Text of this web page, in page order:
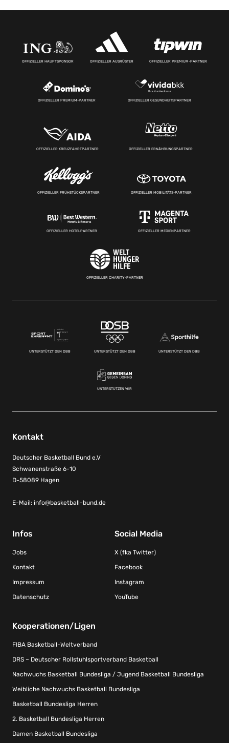
OFFIZIELLER HAUPTSPONSOR OFFIZIELLER AUSRÜSTER OFFIZIELLER PREMIUM-PARTNER
OFFIZIELLER PREMIUM-PARTNER OFFIZIELLER GESUNDHEITSPARTNER
OFFIZIELLER KREUZFAHRTPARTNER OFFIZIELLER ERNÄHRUNGSPARTNER
OFFIZIELLER FRÜHSTÜCKSPARTNER OFFIZIELLER MOBILITÄTS-PARTNER
OFFIZIELLER HOTELPARTNER OFFIZIELLER MEDIENPARTNER
OFFIZIELLER CHARITY-PARTNER
UNTERSTÜTZT DEN DBB UNTERSTÜTZT DEN DBB UNTERSTÜTZT DEN DBB
UNTERSTÜTZEN WIR
Kontakt
Deutscher Basketball Bund e.V
Schwanenstraße 6-10
D-58089 Hagen
E-Mail: info@basketball-bund.de
Infos
Jobs
Kontakt
Impressum
Datenschutz
Social Media
X (fka Twitter)
Facebook
Instagram
YouTube
Kooperationen/Ligen
FIBA Basketball-Weltverband
DRS – Deutscher Rollstuhlsportverband Basketball
Nachwuchs Basketball Bundesliga / Jugend Basketball Bundesliga
Weibliche Nachwuchs Basketball Bundesliga
Basketball Bundesliga Herren
2. Basketball Bundesliga Herren
Damen Basketball Bundesliga